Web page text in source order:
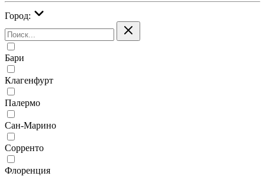
Город:
Бари
Клагенфурт
Палермо
Сан-Марино
Сорренто
Флоренция